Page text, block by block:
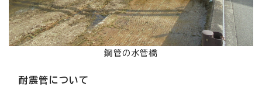
鋼管の水管橋
耐震管について